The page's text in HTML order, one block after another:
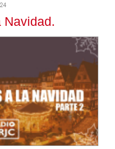
Navidad.